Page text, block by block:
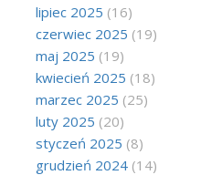
lipiec 2025 (16)
czerwiec 2025 (19)
maj 2025 (19)
kwiecień 2025 (18)
marzec 2025 (25)
luty 2025 (20)
styczeń 2025 (8)
grudzień 2024(14)